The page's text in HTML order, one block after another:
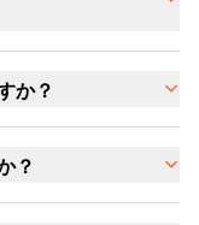
か？
？